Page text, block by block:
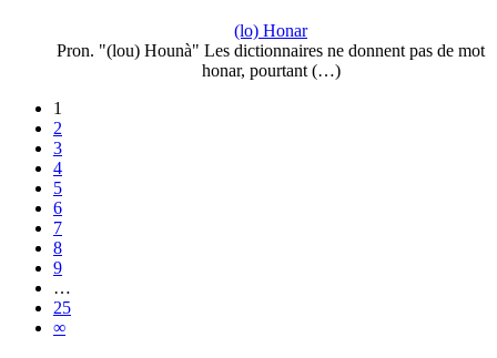
(lo) Honar
Pron. "(lou) Hounà" Les dictionnaires ne donnent pas de mot
honar, pourtant (…)
1
2
3
4
5
6
7
8
9
…
25
∞